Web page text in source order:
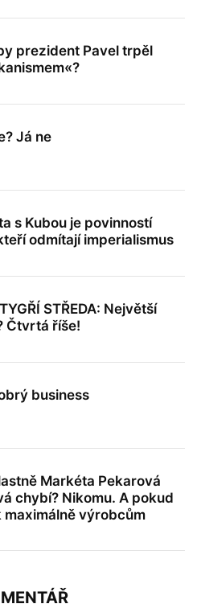
prezident Pavel trpěl
Já ne
s Kubou je povinností
odmítají imperialismus
STŘEDA: Největší
Čtvrtá říše!
business
Markéta Pekarová
chybí? Nikomu. A pokud
maximálně výrobcům